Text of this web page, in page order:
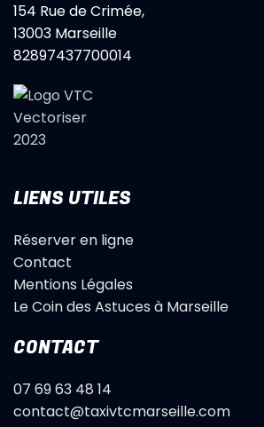
154 Rue de Crimée,
13003 Marseille
82897437700014
LIENS UTILES
Réserver en ligne
Contact
Mentions Légales
Le Coin des Astuces à Marseille
CONTACT
07 69 63 48 14
contact@taxivtcmarseille.com